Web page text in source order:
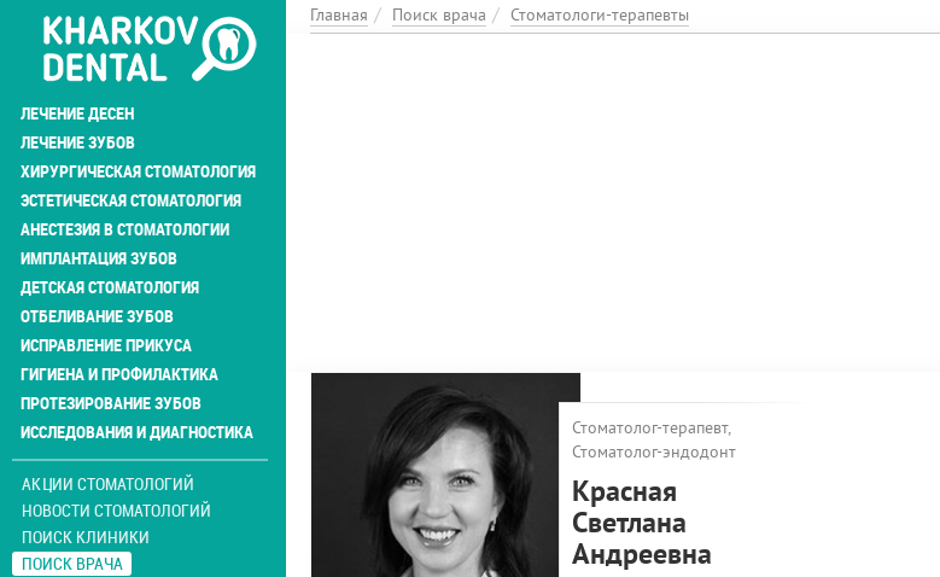
Перейти
основному
содержанию
ЛЕЧЕНИЕ ДЕСЕН
ЛЕЧЕНИЕ ЗУБОВ
ХИРУРГИЧЕСКАЯ СТОМАТОЛОГИЯ
ЭСТЕТИЧЕСКАЯ СТОМАТОЛОГИЯ
АНЕСТЕЗИЯ В СТОМАТОЛОГИИ
ИМПЛАНТАЦИЯ ЗУБОВ
ДЕТСКАЯ СТОМАТОЛОГИЯ
ОТБЕЛИВАНИЕ ЗУБОВ
ИСПРАВЛЕНИЕ ПРИКУСА
ГИГИЕНА И ПРОФИЛАКТИКА
ПРОТЕЗИРОВАНИЕ ЗУБОВ
ИССЛЕДОВАНИЯ И ДИАГНОСТИКА
АКЦИИ СТОМАТОЛОГИЙ
НОВОСТИ СТОМАТОЛОГИЙ
ПОИСК КЛИНИКИ
ПОИСК ВРАЧА
Главная Поиск врача Стоматологи-терапевты
Стоматолог-терапевт,
Стоматолог-эндодонт
Красная
Светлана
Андреевна